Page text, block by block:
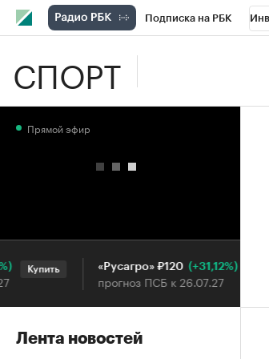
Подписка на РБК
СПОРТ
Прямой эфир
Купить «Русагро» ₽120 (+31,12%)
прогноз ПСБ к 26.07.27
Купить
Лента новостей